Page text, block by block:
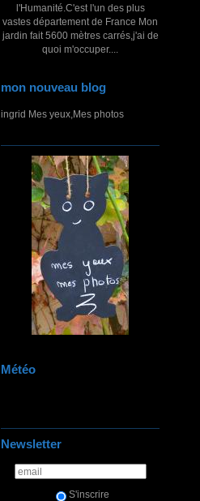
l'Humanité.C'est l'un des plus
vastes département de France Mon
jardin fait 5600 mètres carrés,j'ai de
quoi m'occuper....
mon nouveau blog
ingrid Mes yeux,Mes photos
Météo
Newsletter
S'inscrire